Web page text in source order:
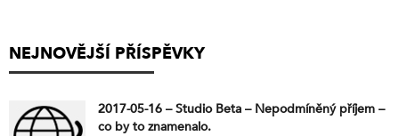
NEJNOVĚJŠÍ PŘÍSPĚVKY
2017-05-16 – Studio Beta – Nepodmíněný příjem –
co by to znamenalo.